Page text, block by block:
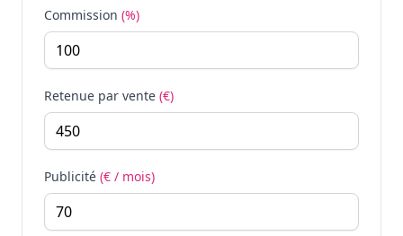
Commission (%)
Retenue par vente (€)
Publicité (€ / mois)